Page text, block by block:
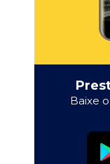
Baixe o